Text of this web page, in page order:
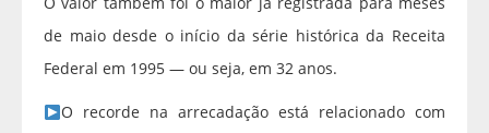
de maio desde o início da série histórica da Receita
Federal em 1995 — ou seja, em 32 anos.
O recorde na arrecadação está relacionado com